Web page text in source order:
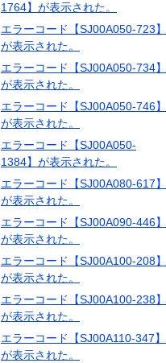
1764】が表示された。
エラーコード【SJ00A050-723】
が表示された。
エラーコード【SJ00A050-734】
が表示された。
エラーコード【SJ00A050-746】
が表示された。
エラーコード【SJ00A050-
1384】が表示された。
エラーコード【SJ00A080-617】
が表示された。
エラーコード【SJ00A090-446】
が表示された。
エラーコード【SJ00A100-208】
が表示された。
エラーコード【SJ00A100-238】
が表示された。
エラーコード【SJ00A110-347】
が表示された。